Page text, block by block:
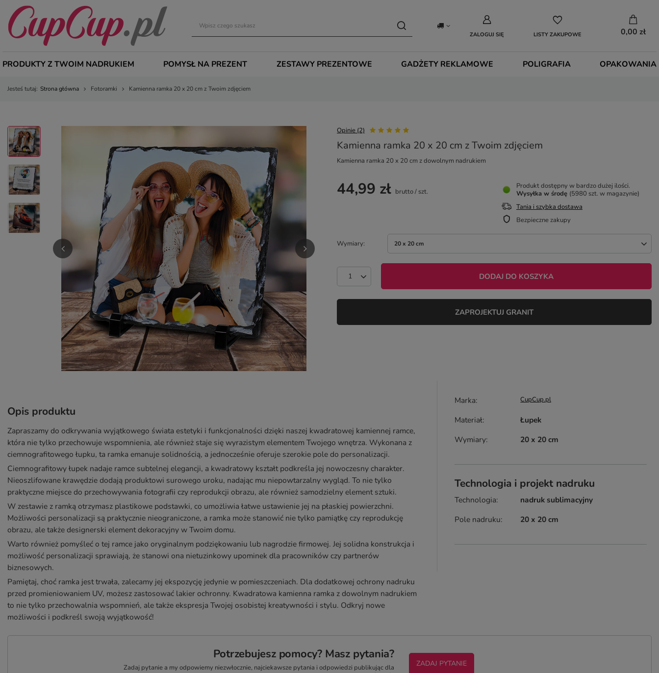
ZALOGUJ SIĘ LISTY ZAKUPOWE 0,00 zł
PRODUKTY Z TWOIM NADRUKIEM POMYSŁ NA PREZENT ZESTAWY PREZENTOWE GADŻETY REKLAMOWE POLIGRAFIA OPAKOWANIA
Jesteś tutaj: Strona główna Fotoramki Kamienna ramka 20 x 20 cm z Twoim zdjęciem
Opinie (2)
Kamienna ramka 20 x 20 cm z Twoim zdjęciem
Kamienna ramka 20 x 20 cm z dowolnym nadrukiem
Wymiary 20 x 20 cm
44,99 zł brutto/ szt.
DODAJ DO KOSZYKA
Produkt dostępny w bardzo dużej ilości
Wysyłka w środę (5980 szt. w magazynie)
Tania i szybka dostawa
Bezpieczne zakupy
ZAPROJEKTUJ GRANIT
Opis produktu
Zapraszamy do odkrywania wyjątkowego świata estetyki i funkcjonalności dzięki naszej kwadratowej kamiennej ramce,
która nie tylko przechowuje wspomnienia, ale również staje się wyrazistym elementem Twojego wnętrza. Wykonana z
ciemnografitowego łupku, ta ramka emanuje solidnością, a jednocześnie oferuje szerokie pole do personalizacji.
Ciemnografitowy łupek nadaje ramce subtelnej elegancji, a kwadratowy kształt podkreśla jej nowoczesny charakter.
Nieoszlifowane krawędzie dodają produktowi surowego uroku, nadając mu niepowtarzalny wygląd. To nie tylko
praktyczne miejsce do przechowywania fotografii czy reprodukcji obrazu, ale również samodzielny element sztuki.
W zestawie z ramką otrzymasz plastikowe podstawki, co umożliwia łatwe ustawienie jej na płaskiej powierzchni.
Możliwości personalizacji są praktycznie nieograniczone, a ramka może stanowić nie tylko pamiątkę czy reprodukcję
obrazu, ale także designerski element dekoracyjny w Twoim domu.
Warto również pomyśleć o tej ramce jako oryginalnym podziękowaniu lub nagrodzie firmowej. Jej solidna konstrukcja i
możliwość personalizacji sprawiają, że stanowi ona nietuzinkowy upominek dla pracowników czy partnerów
biznesowych.
Pamiętaj, choć ramka jest trwała, zalecamy jej ekspozycję jedynie w pomieszczeniach. Dla dodatkowej ochrony nadruku
przed promieniowaniem UV, możesz zastosować lakier ochronny. Kwadratowa kamienna ramka z dowolnym nadrukiem
to nie tylko przechowalnia wspomnień, ale także ekspresja Twojej osobistej kreatywności i stylu. Odkryj nowe
możliwości i podkreśl swoją wyjątkowość!
Marka CupCup.pl
Materiał
Łupek
Wymiary
20 x 20 cm
Technologia i projekt nadruku
Technologia
nadruk sublimacyjny
Pole nadruku
20 x 20 cm
Potrzebujesz pomocy? Masz pytania?
Zadaj pytanie a my odpowiemy niezwłocznie, najciekawsze pytania i odpowiedzi publikując dla
ZADAJ PYTANIE